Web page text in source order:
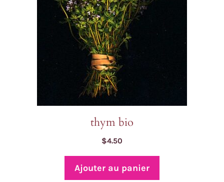
thym bio
$4.50
Ajouter au panier